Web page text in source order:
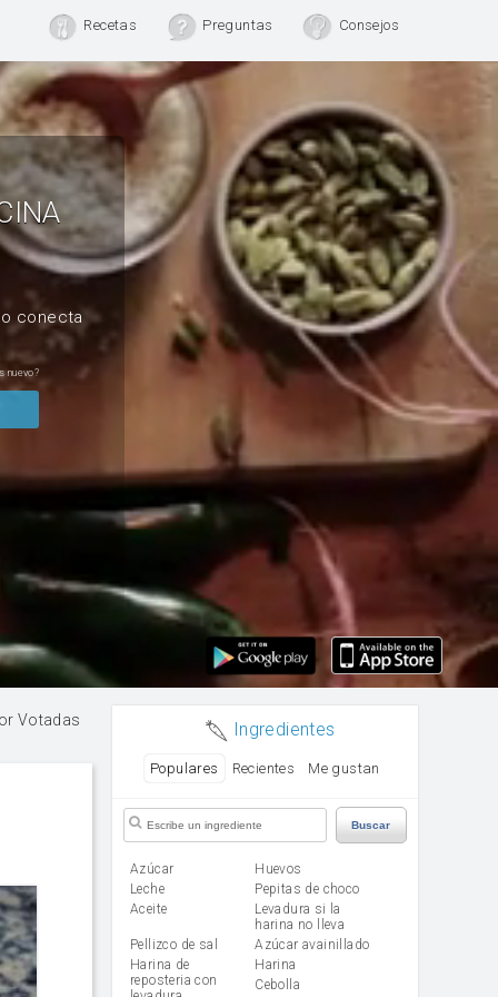
Recetas Preguntas Consejos
conecta
nuevo?
Votadas Ingredientes
Populares Recientes Me gustan
Buscar
Azúcar
huevos
leche
Pepitas de choco
aceite
Levadura si la
harina no lleva
Pellizco de sal
Azúcar avainillado
Harina de
reposteria con
harina
cebolla